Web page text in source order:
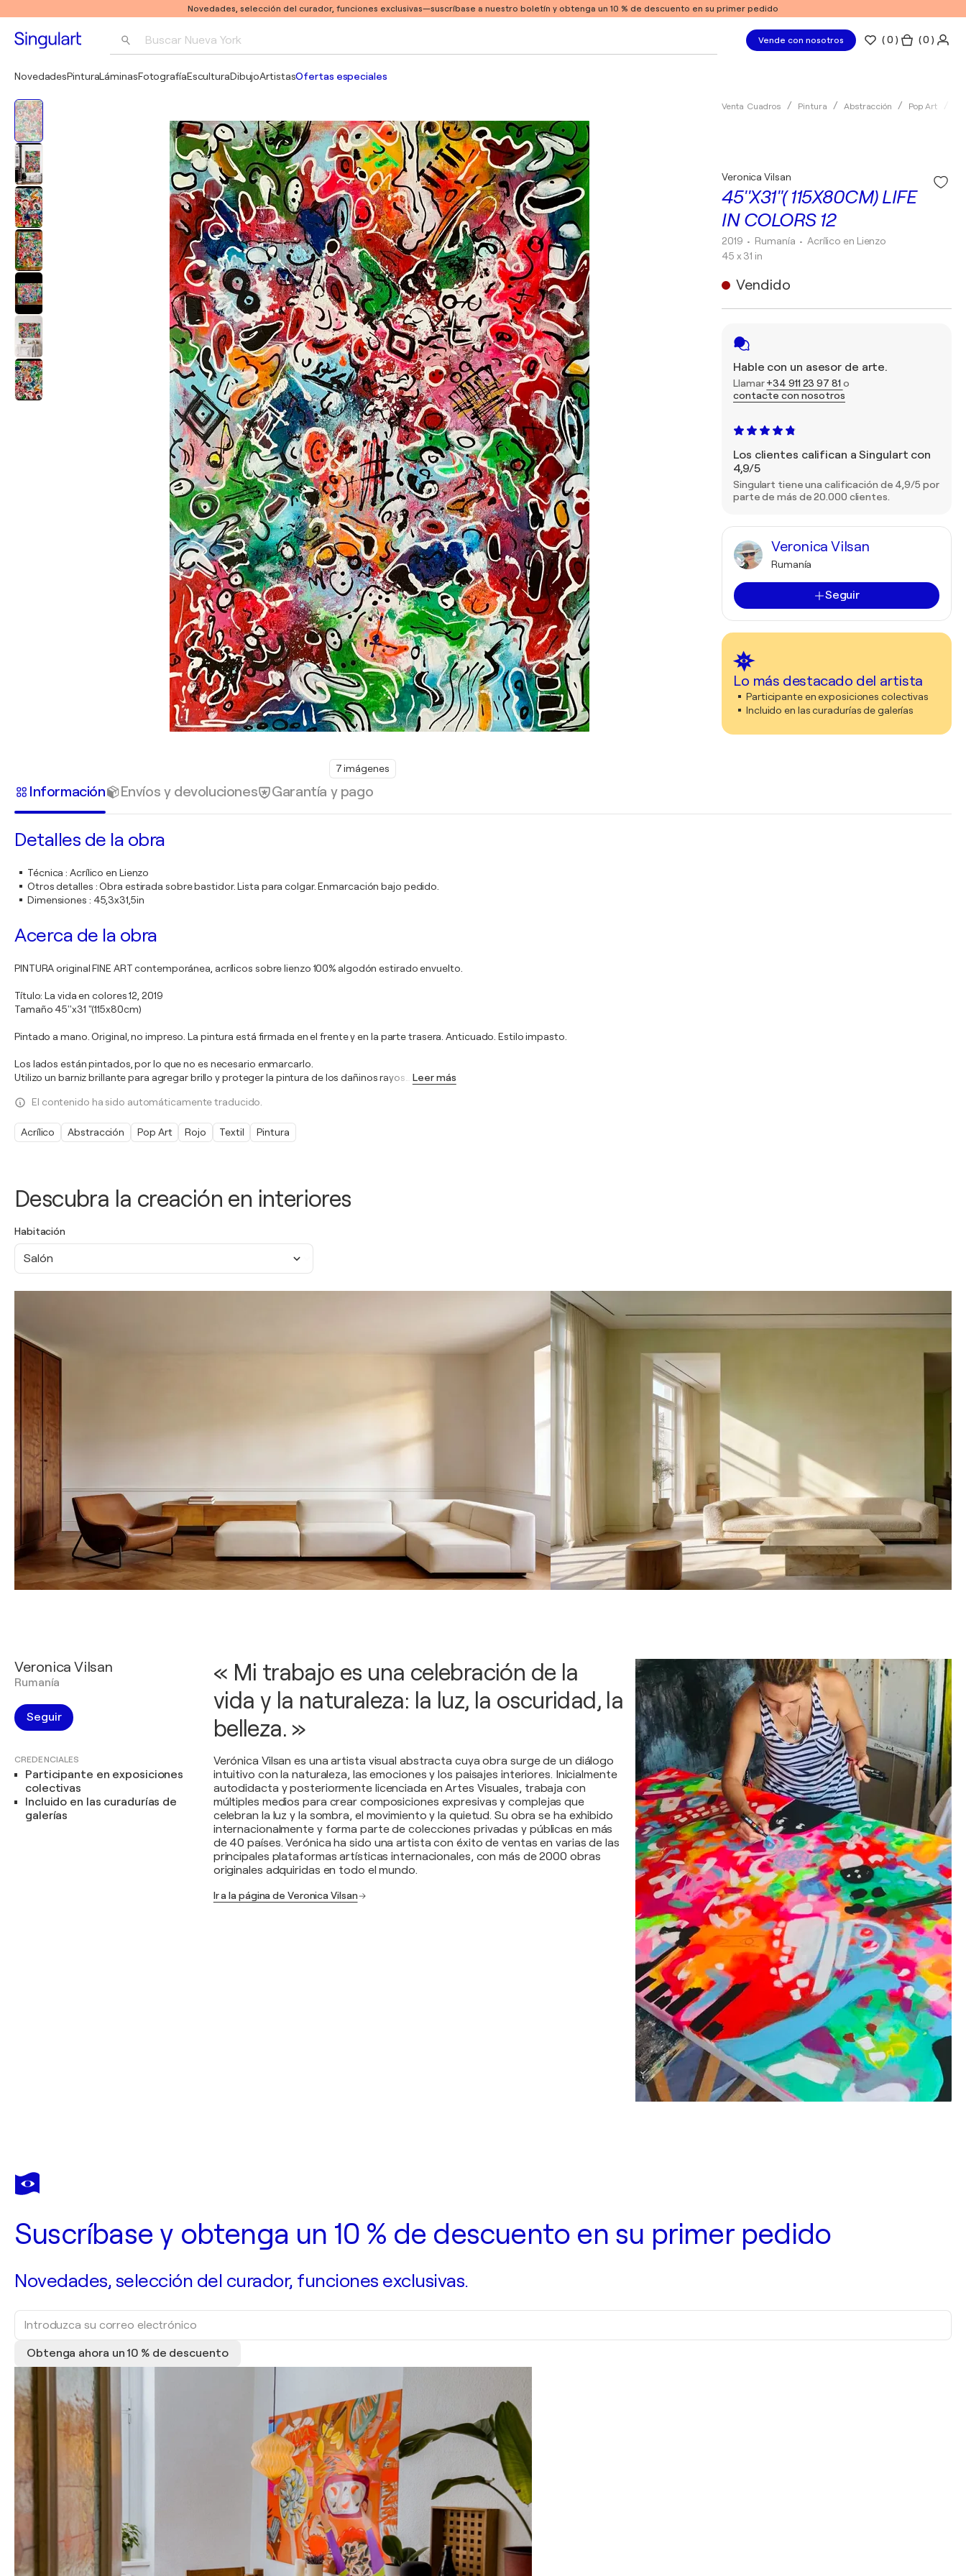
Novedades, selección del curador, funciones exclusivas—suscríbase a nuestro boletín y obtenga un 10 % de descuento en su primer pedido
Buscar Nueva York
Pablo Picasso
Vende con nosotros (0 ) ( 0 )
NovedadesPinturaLáminasFotografíaEsculturaDibujoArtistasOfertas especiales
7 imágenes
Venta Cuadros Pintura Abstracción Pop Art
45''X31"( 115X80CM) LIFE
IN COLORS 12
Veronica Vilsan
2019 • Rumanía • Acrílico en Lienzo
45 x 31 in
Vendido
Hable con un asesor de arte.
Llamar+34 911 23 97 81 o
contacte con nosotros
Los clientes califican a Singulart con
4,9/5
Singulart tiene una calificación de 4,9/5 por
parte de más de 20.000 clientes.
Veronica Vilsan
Rumanía
Seguir
Lo más destacado del artista
Participante en exposiciones colectivas
Incluido en las curadurías de galerías
Descubra la creación en interiores
Habitación
Salón
Información Envíos y devoluciones Garantía y pago
Detalles de la obra
Técnica :Acrílico en Lienzo
Otros detalles :Obra estirada sobre bastidor. Lista para colgar. Enmarcación bajo pedido.
Dimensiones : 45,3x31,5in
Acerca de la obra
PINTURA original FINE ART contemporánea, acrílicos sobre lienzo 100% algodón estirado envuelto.
Título: La vida en colores 12, 2019
Tamaño 45''x31 "(115x80cm)
Pintado a mano. Original, no impreso. La pintura está firmada en el frente y en la parte trasera. Anticuado. Estilo impasto.
Los lados están pintados, por lo que no es necesario enmarcarlo.
Utilizo un barniz brillante para agregar brillo y proteger la pintura de los dañinos rayos
Leer más
El contenido ha sido automáticamente traducido.
Acrílico Abstracción Pop Art Rojo Textil Pintura
Veronica Vilsan
Rumanía
Seguir
CREDENCIALES
Participante en exposiciones
colectivas
Incluido en las curadurías de
galerías
« Mi trabajo es una celebración de la
vida y la naturaleza: la luz, la oscuridad, la
belleza. »
Verónica Vilsan es una artista visual abstracta cuya obra surge de un diálogo
intuitivo con la naturaleza, las emociones y los paisajes interiores. Inicialmente
autodidacta y posteriormente licenciada en Artes Visuales, trabaja con
múltiples medios para crear composiciones expresivas y complejas que
celebran la luz y la sombra, el movimiento y la quietud. Su obra se ha exhibido
internacionalmente y forma parte de colecciones privadas y públicas en más
de 40 países. Verónica ha sido una artista con éxito de ventas en varias de las
principales plataformas artísticas internacionales, con más de 2000 obras
originales adquiridas en todo el mundo.
Ir a la página de Veronica Vilsan
Suscríbase y obtenga un 10 % de descuento en su primer pedido
Novedades, selección del curador, funciones exclusivas.
Obtenga ahora un 10 % de descuento